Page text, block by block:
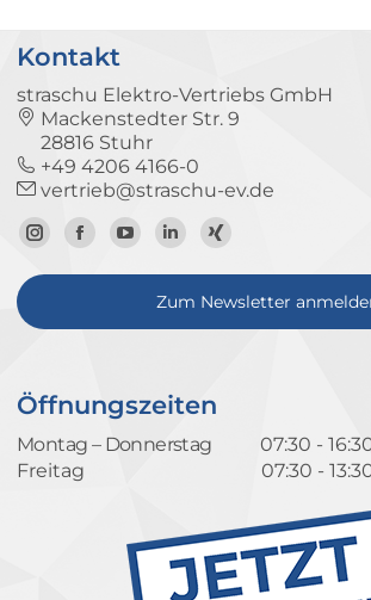
Kontakt
straschu Elektro-Vertriebs GmbH
Mackenstedter Str. 9
28816 Stuhr
+49 4206 4166-0
vertrieb@straschu-ev.de
Zum
Instagram-
Zur
Facebook-
Zum
YouTube-
Kanal
Zum
LinkedIn-
Profil
Zum
Xing-
Profil
Zum Newsletter
Öffnungszeiten
Montag – Donnerstag
07:30 -
Freitag
07:30 -